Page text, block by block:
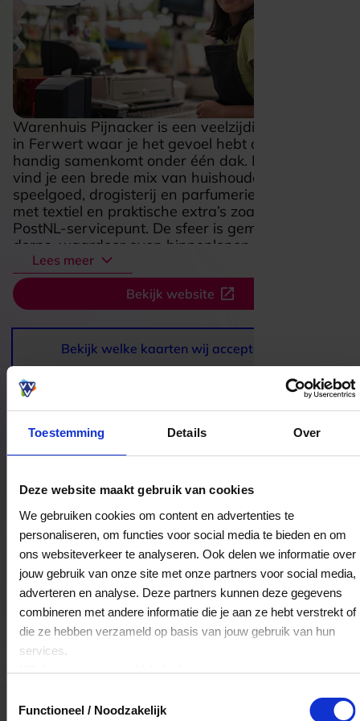
Toestemming Details Over
Deze website maakt gebruik van cookies
We gebruiken cookies om content en advertenties te
personaliseren, om functies voor social media te bieden en om
ons websiteverkeer te analyseren. Ook delen we informatie over
jouw gebruik van onze site met onze partners voor social media,
adverteren en analyse. Deze partners kunnen deze gegevens
combineren met andere informatie die je aan ze hebt verstrekt of
die ze hebben verzameld op basis van jouw gebruik van hun
services.
Klikhiervoor ons cookiebeleid.
Functioneel / Noodzakelijk
Warenhuis Pijnacker is een veelzijdig warenhuis
in Ferwert waar je het gevoel hebt dat alles
handig samenkomt onder één dak. In de winkel
vind je een brede mix van huishoudelijke spullen,
speelgoed, drogisterij en parfumerie, aangevuld
met textiel en praktische extra’s zoals een
PostNL-servicepunt. De sfeer is gemoedelijk en
dorps, waardoor even binnenlopen al snel
verandert in rustig rondkijken en met iets leuks of
nuttigs weer naar buiten stappen. Juist die
combinatie van dagelijkse benodigdheden,
cadeaus en verzorgingsproducten maakt deze
zaak aantrekkelijk voor bezoekers die houden
van gemak, variatie en een persoonlijke
winkelbeleving.
Lees meer
Bekijk website
Bekijk welke kaarten wij accepteren
Bestedingslocaties
Warenhuis Pijnacker
Hoofdstraat 46
9172MP Ferwert
Veelgestelde Vragen
Kan ik het saldo in delen besteden?